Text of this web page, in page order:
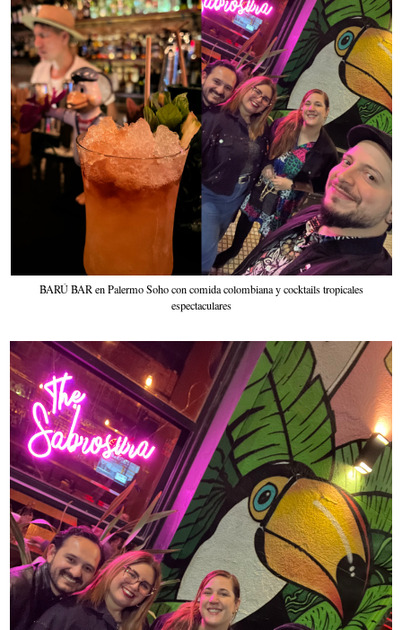
BARÚ BAR en Palermo Soho con comida colombiana y cocktails tropicales
espectaculares